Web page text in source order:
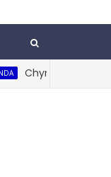
Chyno Miranda